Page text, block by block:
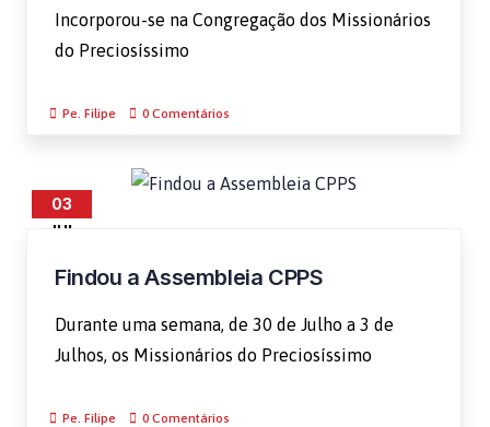
Incorporou-se na Congregação dos Missionários
do Preciosíssimo
Pe. Filipe 0 Comentários
03
JUL
Findou a Assembleia CPPS
Durante uma semana, de 30 de Julho a 3 de
Julhos, os Missionários do Preciosíssimo
Pe. Filipe 0 Comentários